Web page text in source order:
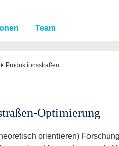
Mit der BTU ins Ausland
Für internationale
Studierende
Kontakt
Team
Produktionsstraßen
Optimierung
orientieren)